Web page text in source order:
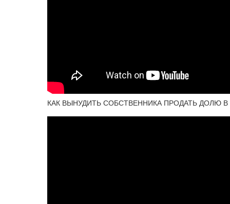
КАК ВЫНУДИТЬ СОБСТВЕННИКА ПРОДАТЬ ДОЛЮ В